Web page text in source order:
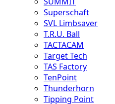
Superschaft
SVL Limbsaver
T.R.U. Ball
TACTACAM
Target Tech
TAS Factory
TenPoint
Thunderhorn
Tipping Point